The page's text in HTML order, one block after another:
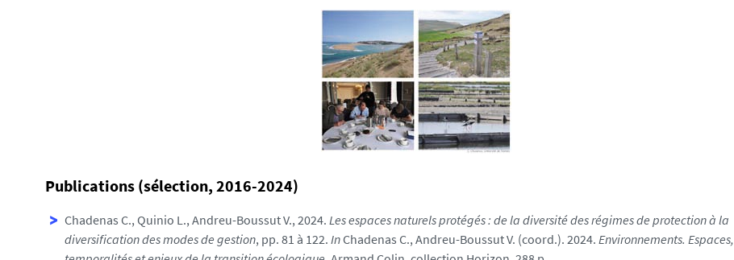
Publications (sélection, 2016-2024)
Chadenas C., Quinio L., Andreu-Boussut V., 2024. Les espaces naturels protégés : de la diversité des régimes de protection à la
diversification des modes de gestion, pp. 81 à 122. InChadenas C., Andreu-Boussut V. (coord.). 2024. Environnements. Espaces,